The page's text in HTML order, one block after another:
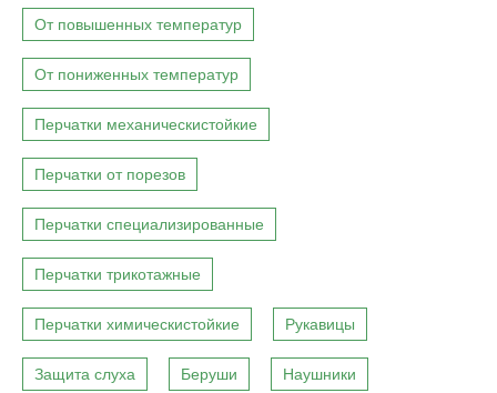
От повышенных температур
От пониженных температур
Перчатки механическистойкие
Перчатки от порезов
Перчатки специализированные
Перчатки трикотажные
Перчатки химическистойкие Рукавицы
Защита слуха Беруши Наушники